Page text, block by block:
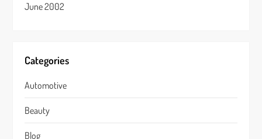
June 2002
Categories
Automotive
Beauty
Blog